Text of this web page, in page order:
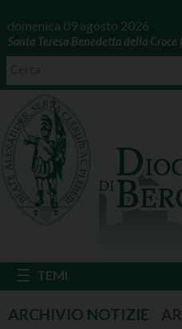
domenica 09 agosto 2026
Santa Teresa Benedetta della